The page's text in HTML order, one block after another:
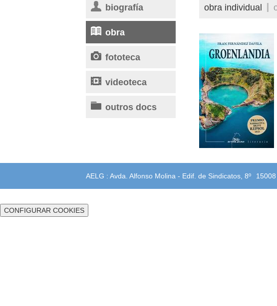
biografía
obra
fototeca
videoteca
outros docs
obra individual
AELG : Avda. Alfonso Molina - Edif. de Sindicatos, 8º
CONFIGURAR COOKIES